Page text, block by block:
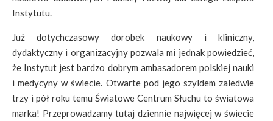
Instytutu.
Już dotychczasowy dorobek naukowy i kliniczny,
dydaktyczny i organizacyjny pozwala mi jednak powiedzieć,
że Instytut jest bardzo dobrym ambasadorem polskiej nauki
i medycyny w świecie. Otwarte pod jego szyldem zaledwie
trzy i pół roku temu Światowe Centrum Słuchu to światowa
marka! Przeprowadzamy tutaj dziennie najwięcej w świecie